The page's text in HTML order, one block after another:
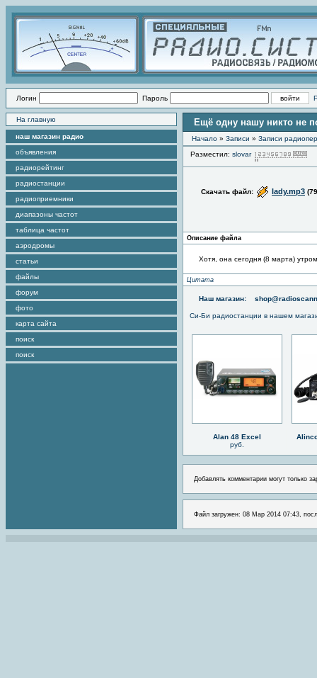
Логин Пароль
На главную
наш магазин радио
объявления
радиорейтинг
радиостанции
радиоприемники
диапазоны частот
таблица частот
аэродромы
статьи
файлы
форум
фото
карта сайта
поиск
поиск
Ещё одну нашу никто не
Начало » Записи » Записи
Разместил: slovar
Скачать файл: lady.mp3
Описание файла
Хотя, она сегодня (8 марта)
Цитата
Наш магазин:
Си-Би радиостанции в нашем
Alan 48 Excel
руб.
Добавлять комментарии могут только
Файл загружен: 08 Мар 2014 07:43,